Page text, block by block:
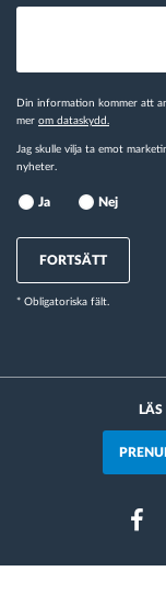
Din information kommer att
mer om dataskydd.
Jag skulle vilja ta emot
nyheter.
Ja Nej
FORTSÄTT
* Obligatoriska fält.
LÄS